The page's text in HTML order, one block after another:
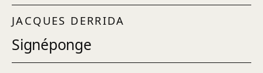
JACQUES DERRIDA
Signéponge